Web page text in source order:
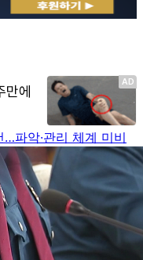
파악·관리 체계 미비